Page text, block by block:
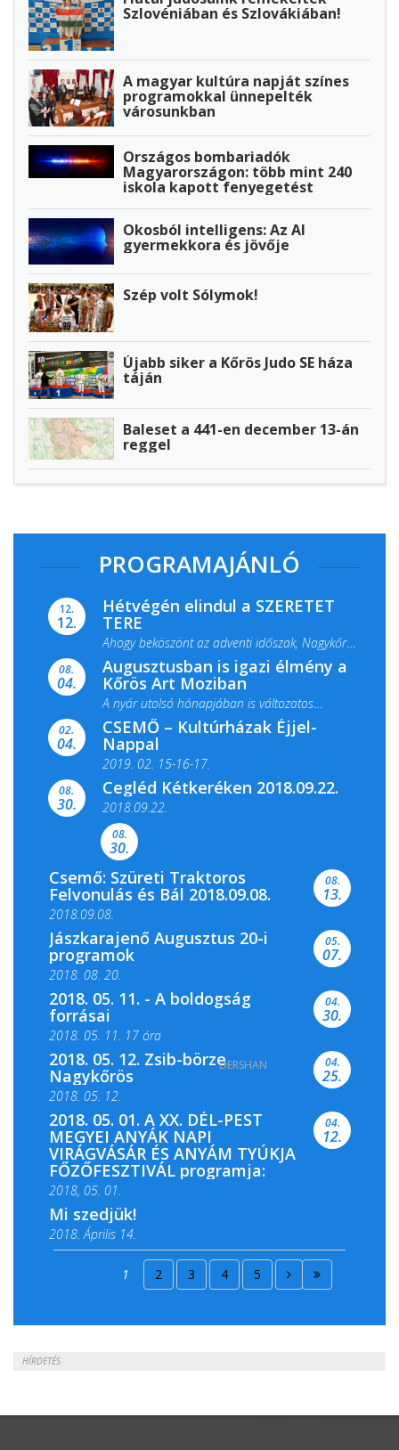
Szlovéniában és Szlovákiában!
A magyar kultúra napját színes
programokkal ünnepelték
városunkban
Országos bombariadók
Magyarországon: több mint 240
iskola kapott fenyegetést
Okosból intelligens: Az AI
gyermekkora és jövője
Szép volt Sólymok!
Újabb siker a Kőrös Judo SE háza
táján
Baleset a 441-en december 13-án
reggel
PROGRAMAJÁNLÓ
12.
12.
Hétvégén elindul a SZERETET
TERE
Ahogy beköszönt az adventi időszak, Nagykőrös
ismét megtelik ünnepi fénnyel és közös...
08.
04.
Augusztusban is igazi élmény a
Kőrös Art Moziban
A nyár utolsó hónapjában is változatos
filmkínálattal, családi...
02.
04.
CSEMŐ – Kultúrházak Éjjel-
Nappal
2019. 02. 15-16-17.
Színes és tartalmas programokkal várja a
Csemői Községi Könyvtár és...
08.
30.
Cegléd Kétkeréken 2018.09.22.
2018.09.22.
08.
30.
Csemő: Szüreti Traktoros
Felvonulás és Bál 2018.09.08.
2018.09.08.
08.
13.
Jászkarajenő Augusztus 20-i
programok
2018. 08. 20.
05.
07.
2018. 05. 11. - A boldogság
forrásai
2018. 05. 11. 17 óra
2018. 05. 11. 19 óra
04.
30.
2018. 05. 12. Zsib-börze
Nagykőrös
2018. 05. 12.
04.
25.
2018. 05. 01. A XX. DÉL-PEST
MEGYEI ANYÁK NAPI
VIRÁGVÁSÁR ÉS ANYÁM TYÚKJA
FŐZŐFESZTIVÁL programja:
2018, 05. 01.
04.
12.
Mi szedjük!
2018. Április 14.
2018. Április 15.
1 2 3 4 5
HÍRDETÉS
DERSHAN